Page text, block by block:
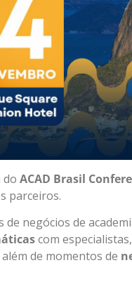
do ACAD Brasil
parceiros.
de negócios de
com especialistas,
além de momentos de